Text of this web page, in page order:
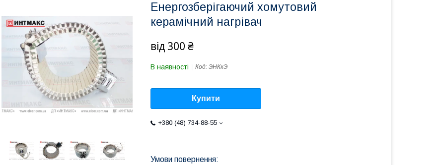
Енергозберігаючий хомутовий
керамічний нагрівач
від 300 ₴
В наявності Код: ЭНКкЭ
Купити
+380 (48) 734-88-55